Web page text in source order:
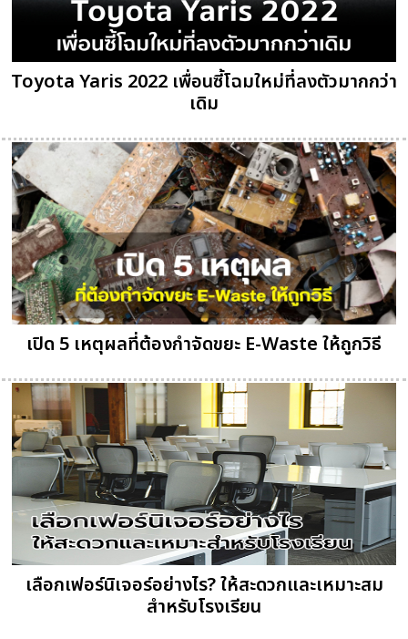
Toyota Yaris 2022 เพื่อนซี้โฉมใหม่ที่ลงตัวมากกว่า
เดิม
เปิด 5 เหตุผลที่ต้องกำจัดขยะ E-Waste ให้ถูกวิธี
เลือกเฟอร์นิเจอร์อย่างไร? ให้สะดวกและเหมาะสม
สำหรับโรงเรียน